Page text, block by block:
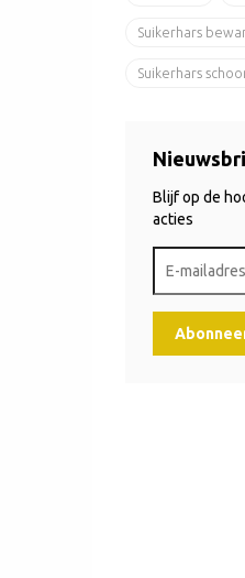
Suikerhars
Suikerhars
Blijf op de
acties